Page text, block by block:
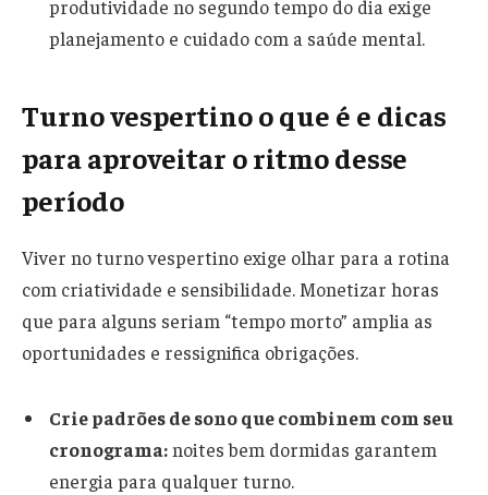
produtividade no segundo tempo do dia exige
planejamento e cuidado com a saúde mental.
Turno vespertino o que é e dicas
para aproveitar o ritmo desse
período
Viver no turno vespertino exige olhar para a rotina
com criatividade e sensibilidade. Monetizar horas
que para alguns seriam “tempo morto” amplia as
oportunidades e ressignifica obrigações.
Crie padrões de sono que combinem com seu
cronograma:noites bem dormidas garantem
energia para qualquer turno.